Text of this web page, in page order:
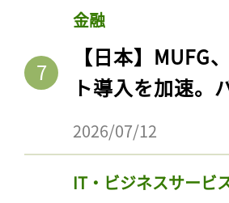
金融
【日本】
ト導入を加速。
2026/07/12
IT・ビジネスサービ